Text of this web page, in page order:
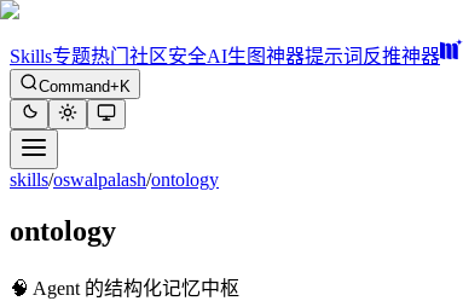
Skills专题热门 社区安全AI生图神器提示词反推神器
Command+K
skills/oswalpalash/ontology
ontology
🧠 Agent 的结构化记忆中枢